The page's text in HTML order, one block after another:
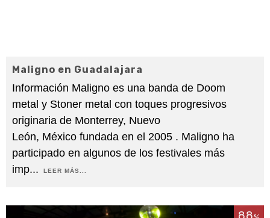
Maligno en Guadalajara
Información Maligno es una banda de Doom
metal y Stoner metal con toques progresivos
originaria de Monterrey, Nuevo
León, México fundada en el 2005 . Maligno ha
participado en algunos de los festivales más
imp... LEER MÁS...